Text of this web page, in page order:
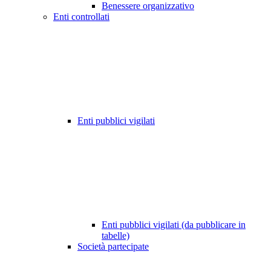
Benessere organizzativo
Enti controllati
Enti pubblici vigilati
Enti pubblici vigilati (da pubblicare in
tabelle)
Società partecipate